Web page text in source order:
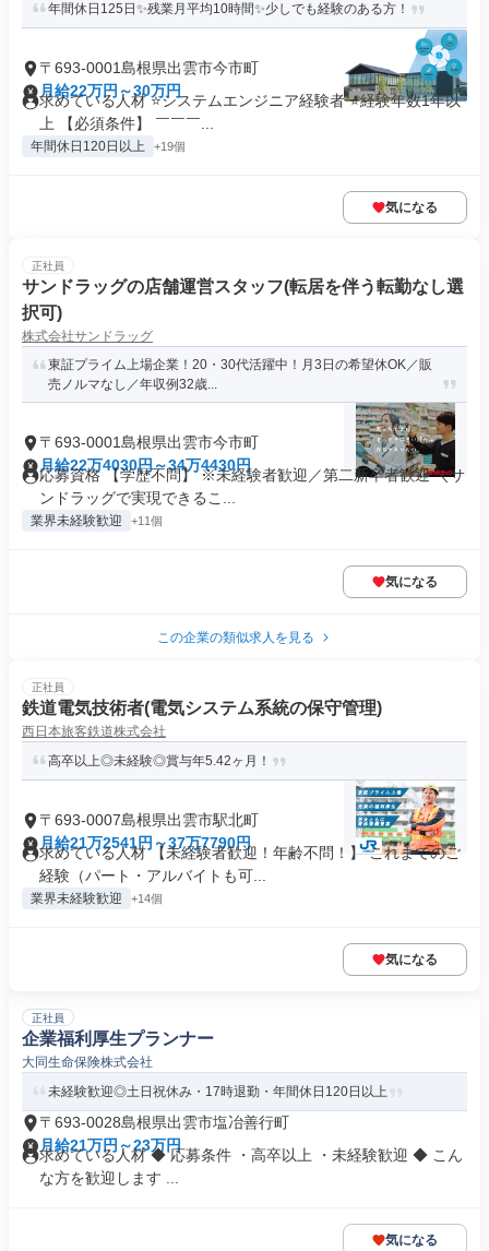
年間休日125日✨残業月平均10時間✨少しでも経験のある方！
〒693-0001島根県出雲市今市町
月給22万円～30万円
求めている人材 ⭐システムエンジニア経験者 ⭐経験年数1年以
上 【必須条件】 ￣￣￣...
年間休日120日以上 +19個
気になる
正社員
サンドラッグの店舗運営スタッフ(転居を伴う転勤なし選
択可)
株式会社サンドラッグ
東証プライム上場企業！20・30代活躍中！月3日の希望休OK／販
売ノルマなし／年収例32歳...
〒693-0001島根県出雲市今市町
月給22万4030円～34万4430円
応募資格 【学歴不問】 ※未経験者歓迎／第二新卒者歓迎 ＼サ
ンドラッグで実現できるこ...
業界未経験歓迎 +11個
気になる
この企業の類似求人を見る
正社員
鉄道電気技術者(電気システム系統の保守管理)
西日本旅客鉄道株式会社
高卒以上◎未経験◎賞与年5.42ヶ月！
〒693-0007島根県出雲市駅北町
月給21万2541円～37万7790円
求めている人材 【未経験者歓迎！年齢不問！】 これまでのご
経験（パート・アルバイトも可...
業界未経験歓迎 +14個
気になる
正社員
企業福利厚生プランナー
大同生命保険株式会社
未経験歓迎◎土日祝休み・17時退勤・年間休日120日以上
〒693-0028島根県出雲市塩冶善行町
月給21万円～23万円
求めている人材 ◆ 応募条件 ・高卒以上 ・未経験歓迎 ◆ こん
な方を歓迎します ...
気になる